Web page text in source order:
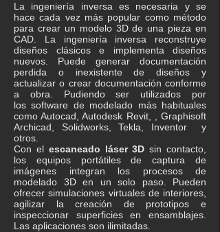
La ingeniería inversa es necesaria y se
hace cada vez más popular como método
para crear un modelo 3D de una pieza en
CAD. La ingeniería inversa reconstruye
diseños clásicos e implementa diseños
nuevos. Puede generar documentación
perdida o inexistente de diseños y
actualizar o crear documentación conforme
a obra. Pudiendo ser utilizados por
lossoftware de modelado más habituales
como Autocad, Autodesk Revit, , Graphisoft
Archicad, Solidworks, Tekla, Inventor y
otros.
Con el escaneado láser 3D sin contacto,
los equipos portátiles de captura de
imágenes integran los procesos de
modelado 3D en un solo paso. Pueden
ofrecer simulaciones virtuales de interiores,
agilizar la creación de prototipos e
inspeccionar superficies en ensamblajes.
Las aplicaciones son ilimitadas.